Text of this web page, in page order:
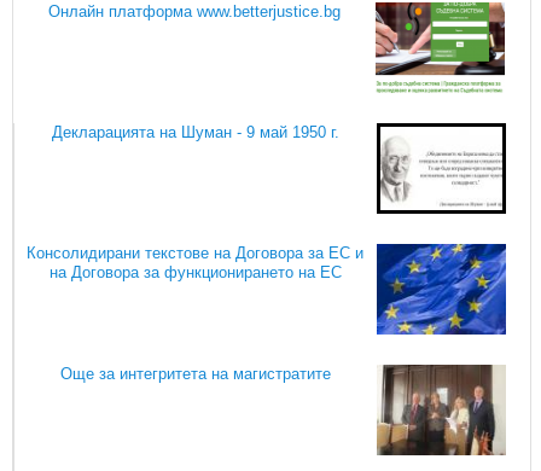
Онлайн платформа www.betterjustice.bg
Декларацията на Шуман - 9 май 1950 г.
Консолидирани текстове на Договора за ЕС и
на Договора за функционирането на ЕС
Още за интегритета на магистратите